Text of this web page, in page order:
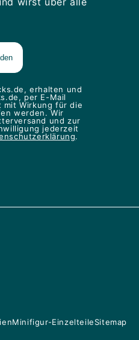
erhalten und
per E-Mail
mit Wirkung für die
werden. Wir
und zur
jederzeit
.
Minifigur-EinzelteileSitemap